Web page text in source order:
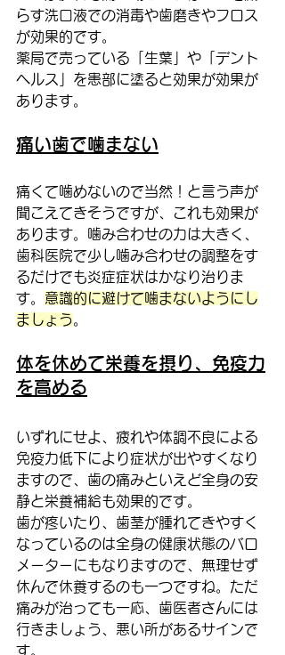
らす洗口液での消毒や歯磨きやフロス
が効果的です。
薬局で売っている「生葉」や「デント
ヘルス」を患部に塗ると効果が効果が
あります。
痛い歯で噛まない
痛くて噛めないので当然！と言う声が
聞こえてきそうですが、これも効果が
あります。噛み合わせの力は大きく、
歯科医院で少し噛み合わせの調整をす
るだけでも炎症症状はかなり治りま
す。 意識的に避けて噛まないようにし
ましょう。
体を休めて栄養を摂り、免疫力
を高める
いずれにせよ、疲れや体調不良による
免疫力低下により症状が出やすくなり
ますので、歯の痛みといえど全身の安
静と栄養補給も効果的です。
歯が疼いたり、歯茎が腫れてきやすく
なっているのは全身の健康状態のバロ
メーターにもなりますので、無理せず
休んで休養するのも一つですね。ただ
痛みが治っても一応、歯医者さんには
行きましょう、悪い所があるサインで
す。